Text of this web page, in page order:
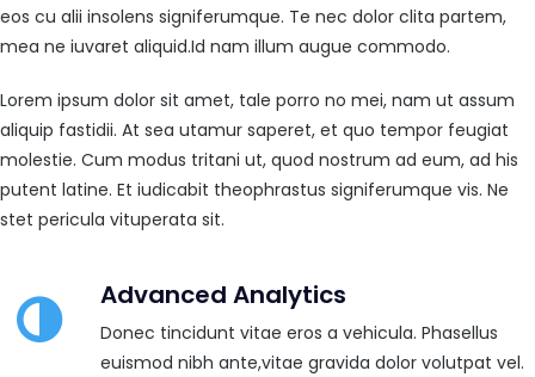
eos cu alii insolens signiferumque. Te nec dolor clita partem,
mea ne iuvaret aliquid.Id nam illum augue commodo.
Lorem ipsum dolor sit amet, tale porro no mei, nam ut assum
aliquip fastidii. At sea utamur saperet, et quo tempor feugiat
molestie. Cum modus tritani ut, quod nostrum ad eum, ad his
putent latine. Et iudicabit theophrastus signiferumque vis. Ne
stet pericula vituperata sit.
Advanced Analytics
Donec tincidunt vitae eros a vehicula. Phasellus
euismod nibh ante,vitae gravida dolor volutpat vel.